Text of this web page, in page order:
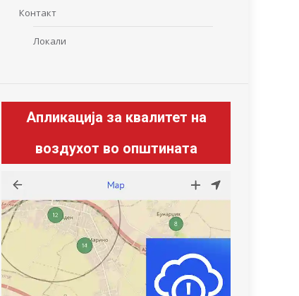
Контакт
Локали
Апликација за квалитет на
воздухот во општината